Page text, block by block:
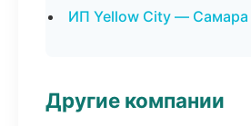
ИП Yellow City — Самара
Другие компании